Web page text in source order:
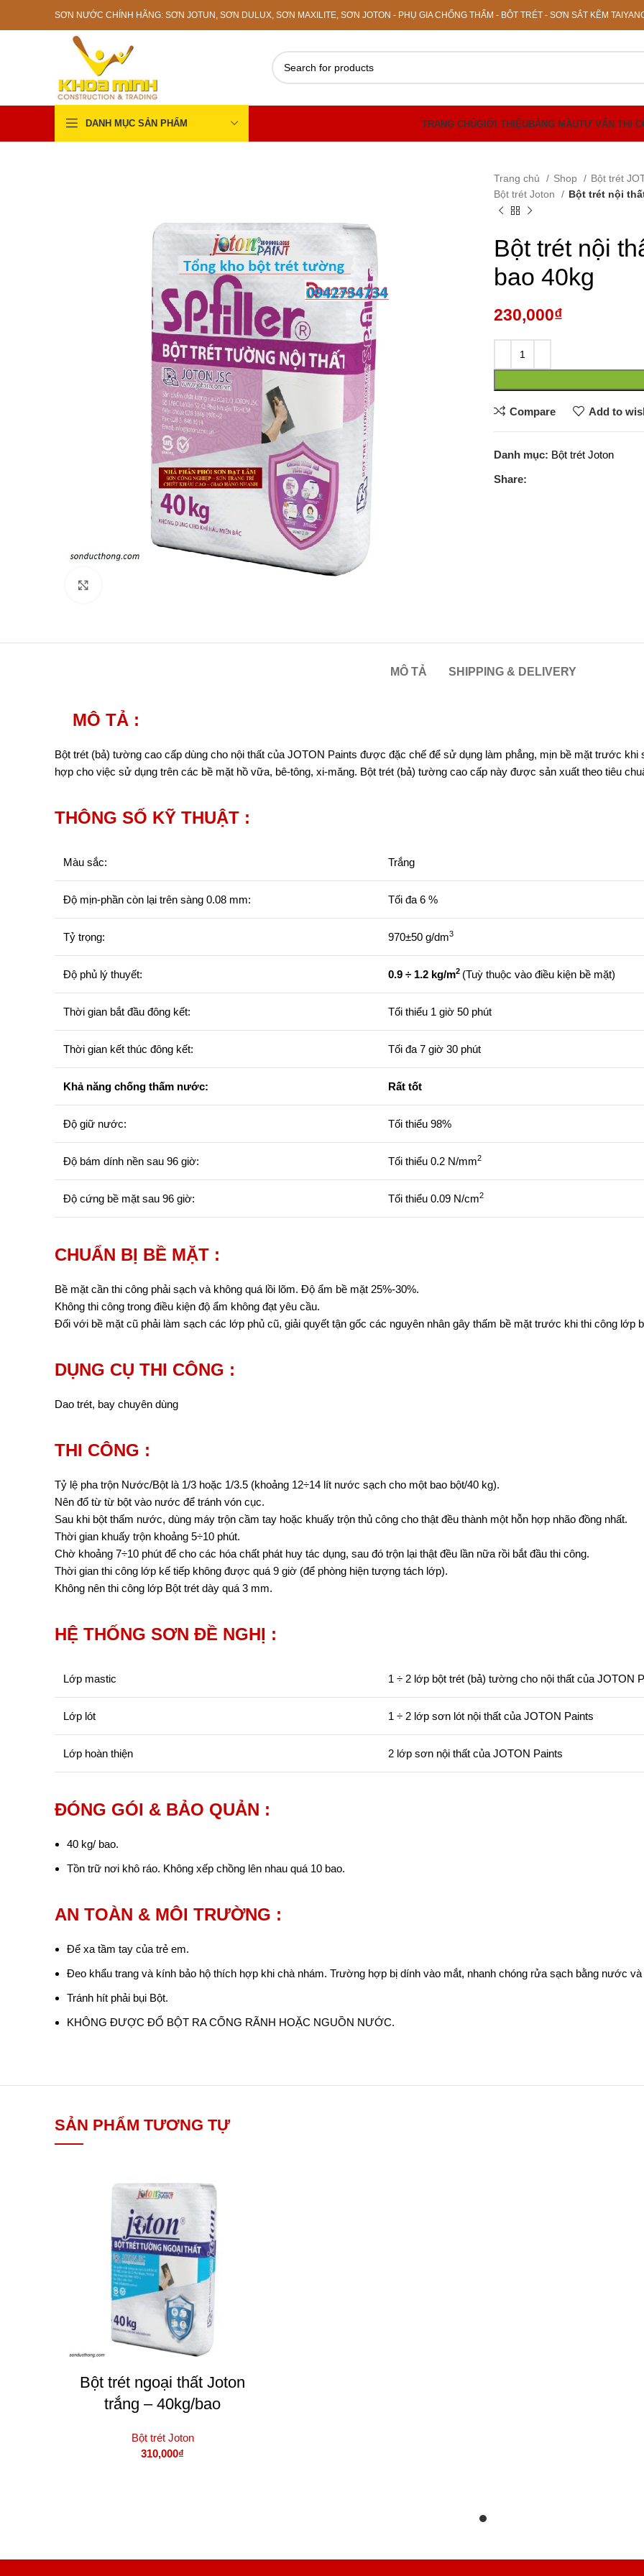
SƠN NƯỚC CHÍNH HÃNG: SƠN JOTUN, SƠN DULUX, SƠN MAXILITE, SƠN JOTON - PHỤ GIA CHỐNG THẤM - BỘT TRÉT - SƠN SẮT KẼM
DANH MỤC SẢN PHẨM TRANG CHỦGIỚI THIỆUBẢNG MÀUTƯ VẤN THI
Trang chủ Shop
Bột trét
Bột trét Joton
Bột trét nội
Bột trét nội
bao 40kg
230,000₫
Compare Add to
Danh mục: Bột trét Joton
Share:
MÔ TẢ SHIPPING & DELIVERY
MÔ TẢ :
Bột trét (bả) tường cao cấp dùng cho nội thất của JOTON Paints được đặc chế để sử dụng làm phẳng, mịn bề mặt trước
hợp cho việc sử dụng trên các bề mặt hồ vữa, bê-tông, xi-măng. Bột trét (bả) tường cao cấp này được sản xuất theo tiêu
THÔNG SỐ KỸ THUẬT :
Màu sắc: Trắng
Độ mịn-phần còn lại trên sàng 0.08 mm: Tối đa 6 %
Tỷ trọng: 970±50 g/dm3
Độ phủ lý thuyết: 0.9 ÷ 1.2 kg/m2 (Tuỳ thuộc vào điều kiện bề mặt)
Thời gian bắt đầu đông kết: Tối thiểu 1 giờ 50 phút
Thời gian kết thúc đông kết: Tối đa 7 giờ 30 phút
Khả năng chống thấm nước: Rất tốt
Độ giữ nước: Tối thiểu 98%
Độ bám dính nền sau 96 giờ: Tối thiểu 0.2 N/mm2
Độ cứng bề mặt sau 96 giờ: Tối thiểu 0.09 N/cm2
CHUẨN BỊ BỀ MẶT :
Bề mặt cần thi công phải sạch và không quá lồi lõm. Độ ẩm bề mặt 25%-30%.
Không thi công trong điều kiện độ ẩm không đạt yêu cầu.
Đối với bề mặt cũ phải làm sạch các lớp phủ cũ, giải quyết tận gốc các nguyên nhân gây thấm bề mặt trước khi thi công lớp
DỤNG CỤ THI CÔNG :
Dao trét, bay chuyên dùng
THI CÔNG :
Tỷ lệ pha trộn Nước/Bột là 1/3 hoặc 1/3.5 (khoảng 12÷14 lít nước sạch cho một bao bột/40 kg).
Nên đổ từ từ bột vào nước để tránh vón cục.
Sau khi bột thấm nước, dùng máy trộn cầm tay hoặc khuấy trộn thủ công cho thật đều thành một hỗn hợp nhão đồng nhất.
Thời gian khuấy trộn khoảng 5÷10 phút.
Chờ khoảng 7÷10 phút để cho các hóa chất phát huy tác dụng, sau đó trộn lại thật đều lần nữa rồi bắt đầu thi công.
Thời gian thi công lớp kế tiếp không được quá 9 giờ (để phòng hiện tượng tách lớp).
Không nên thi công lớp Bột trét dày quá 3 mm.
HỆ THỐNG SƠN ĐỀ NGHỊ :
Lớp mastic 1 ÷ 2 lớp bột trét (bả) tường cho nội thất của JOTON
Lớp lót 1 ÷ 2 lớp sơn lót nội thất của JOTON Paints
Lớp hoàn thiện 2 lớp sơn nội thất của JOTON Paints
ĐÓNG GÓI & BẢO QUẢN :
40 kg/ bao.
Tồn trữ nơi khô ráo. Không xếp chồng lên nhau quá 10 bao.
AN TOÀN & MÔI TRƯỜNG :
Để xa tầm tay của trẻ em.
Đeo khẩu trang và kính bảo hộ thích hợp khi chà nhám. Trường hợp bị dính vào mắt, nhanh chóng rửa sạch bằng nước
Tránh hít phải bụi Bột.
KHÔNG ĐƯỢC ĐỔ BỘT RA CỐNG RÃNH HOẶC NGUỒN NƯỚC.
SẢN PHẨM TƯƠNG TỰ
Bột trét ngoại thất Joton
trắng – 40kg/bao
Bột trét Joton
310,000₫